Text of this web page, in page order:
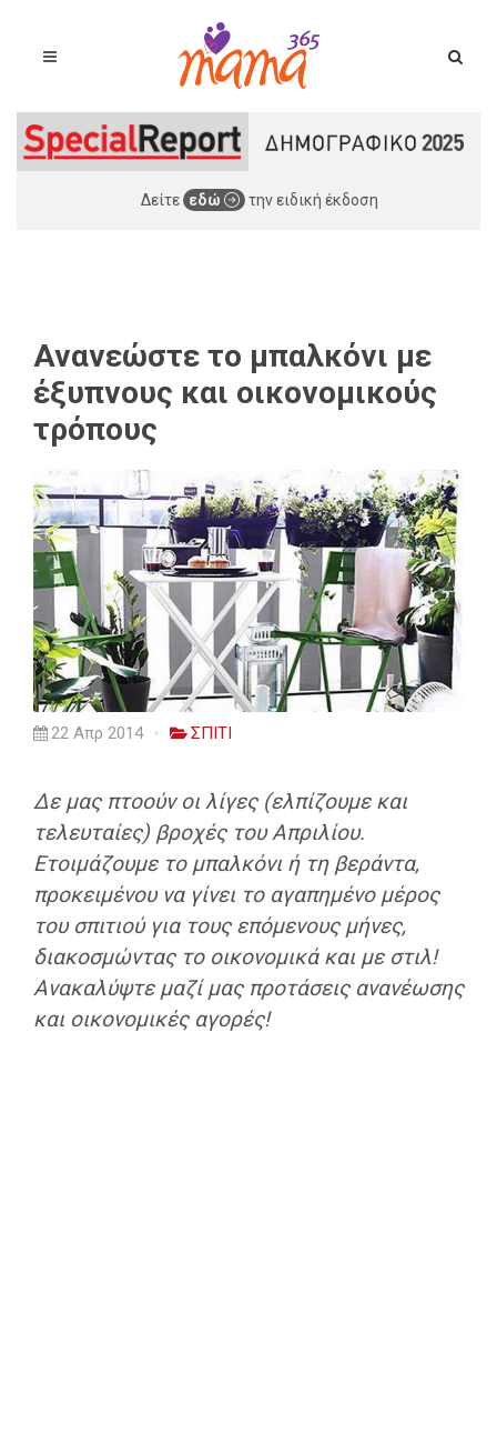
Δείτε εδώ την ειδική έκδοση
Ανανεώστε το μπαλκόνι με
έξυπνους και οικονομικούς
τρόπους
22 Απρ 2014 ΣΠΙΤΙ
Δε μας πτοούν οι λίγες (ελπίζουμε και
τελευταίες) βροχές του Απριλίου.
Ετοιμάζουμε το μπαλκόνι ή τη βεράντα,
προκειμένου να γίνει το αγαπημένο μέρος
του σπιτιού για τους επόμενους μήνες,
διακοσμώντας το οικονομικά και με στιλ!
Ανακαλύψτε μαζί μας προτάσεις ανανέωσης
και οικονομικές αγορές!